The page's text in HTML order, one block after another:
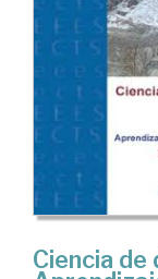
Ciencia de